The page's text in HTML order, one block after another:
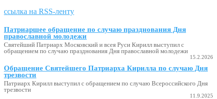
ссылка на RSS-ленту
Патриаршее обращение по случаю празднования Дня
православной молодежи
Святейший Патриарх Московский и всея Руси Кирилл выступил с
обращением по случаю празднования Дня православной молодежи
15.2.2026
Обращение Святейшего Патриарха Кирилла по случаю Дня
трезвости
Патриарх Кирилл выступил с обращением по случаю Всероссийского Дня
трезвости
11.9.2025